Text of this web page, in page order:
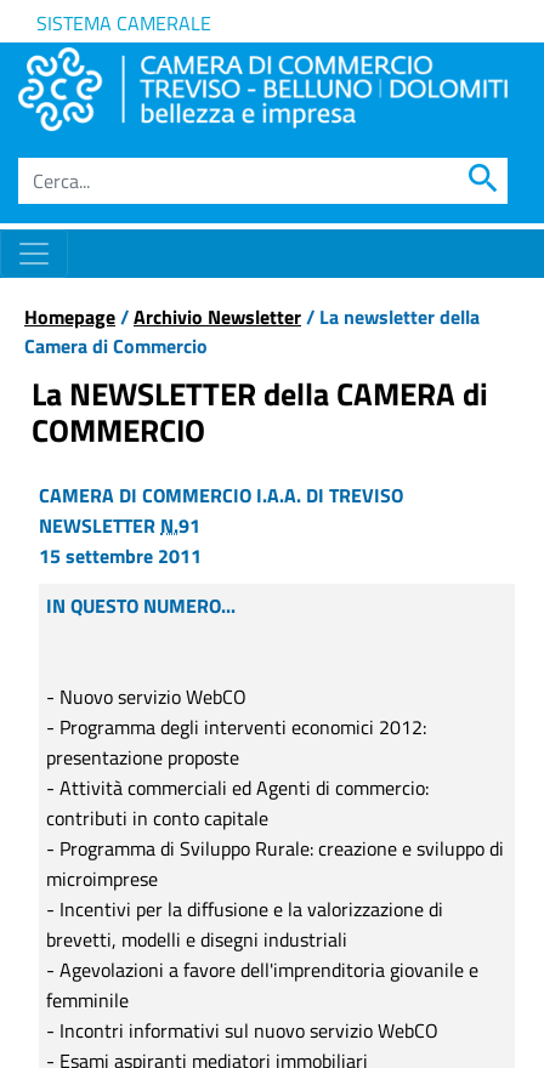
SISTEMA CAMERALE
search
Homepage/Archivio Newsletter/ La newsletter della
Camera di Commercio
La NEWSLETTER della CAMERA di
COMMERCIO
CAMERA DI COMMERCIO I.A.A. DI TREVISO
NEWSLETTER N.91
15 settembre 2011
IN QUESTO NUMERO...
- Nuovo servizio WebCO
- Programma degli interventi economici 2012:
presentazione proposte
- Attività commerciali ed Agenti di commercio:
contributi in conto capitale
- Programma di Sviluppo Rurale: creazione e sviluppo di
microimprese
- Incentivi per la diffusione e la valorizzazione di
brevetti, modelli e disegni industriali
- Agevolazioni a favore dell'imprenditoria giovanile e
femminile
- Incontri informativi sul nuovo servizio WebCO
- Esami aspiranti mediatori immobiliari